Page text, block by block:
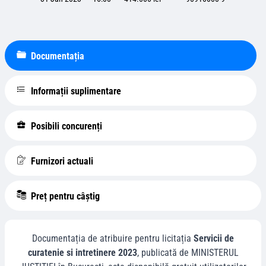
Documentația
Informații suplimentare
Posibili concurenți
Furnizori actuali
Preț pentru câștig
Documentația de atribuire pentru licitația Servicii de
curatenie si intretinere 2023, publicată de MINISTERUL